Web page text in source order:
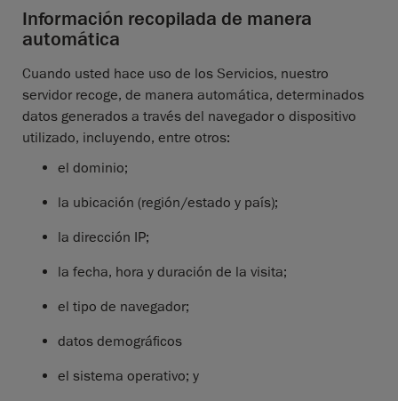
Información recopilada de manera
automática
Cuando usted hace uso de los Servicios, nuestro
servidor recoge, de manera automática, determinados
datos generados a través del navegador o dispositivo
utilizado, incluyendo, entre otros:
el dominio;
la ubicación (región/estado y país);
la dirección IP;
la fecha, hora y duración de la visita;
el tipo de navegador;
datos demográficos
el sistema operativo; y